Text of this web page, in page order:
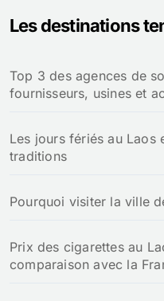
r
e
r
Les destinations
Top 3 des agences de
fournisseurs, usines et
Les jours fériés au Laos
traditions
Pourquoi visiter la ville
Prix des cigarettes au
comparaison avec la